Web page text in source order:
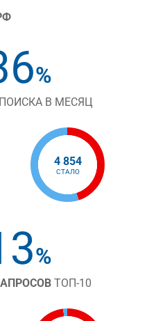
%
В МЕСЯЦ
4 854
СТАЛО
%
ТОП-10